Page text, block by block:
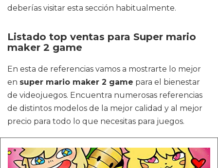
deberías visitar esta sección habitualmente.
Listado top ventas para Super mario
maker 2 game
En esta de referencias vamos a mostrarte lo mejor
en super mario maker 2 game para el bienestar
de videojuegos. Encuentra numerosas referencias
de distintos modelos de la mejor calidad y al mejor
precio para todo lo que necesitas para juegos.